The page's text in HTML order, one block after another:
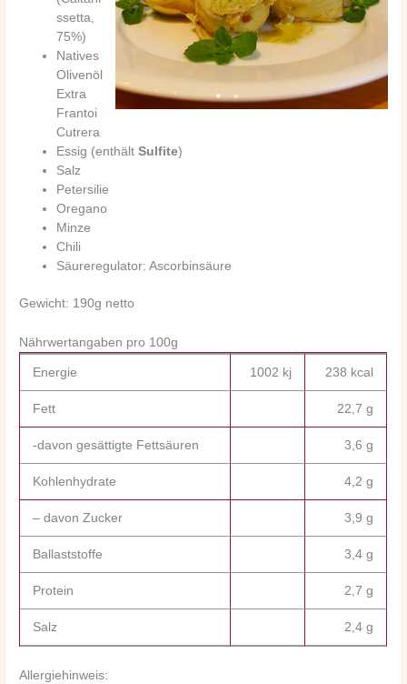
ssetta,
75%)
Natives
Olivenöl
Extra
Frantoi
Cutrera
Essig (enthältSulfite)
Salz
Petersilie
Oregano
Minze
Chili
Säureregulator: Ascorbinsäure
Gewicht: 190g netto
Nährwertangaben pro 100g
Energie 1002 kj 238 kcal
Fett 22,7 g
-davon gesättigte Fettsäuren 3,6 g
Kohlenhydrate 4,2 g
– davon Zucker 3,9 g
Ballaststoffe 3,4 g
Protein 2,7 g
Salz 2,4 g
Allergiehinweis: